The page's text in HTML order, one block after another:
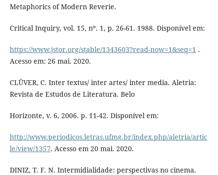
Metaphorics of Modern Reverie.
Critical Inquiry, vol. 15, nº. 1, p. 26-61. 1988. Disponível em:
https://www.jstor.org/stable/1343603?read-now=1&seq=1 .
Acesso em: 26 mai. 2020.
CLÜVER, C. Inter textus/ inter artes/ inter media. Aletria:
Revista de Estudos de Literatura. Belo
Horizonte, v. 6, 2006. p. 11-42. Disponível em:
http://www.periodicos.letras.ufmg.br/index.php/aletria/artic
le/view/1357. Acesso em 20 mai. 2020.
DINIZ, T. F. N. Intermidialidade: perspectivas no cinema.